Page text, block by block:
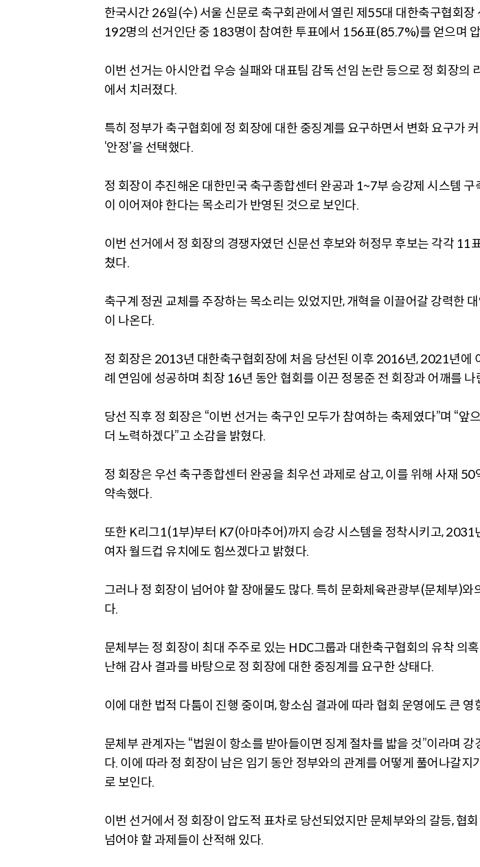
한국시간 26일(수) 서울 신문로 축구회관에서 열린 제55대 대한축구협회장
192명의 선거인단 중 183명이 참여한 투표에서 156표(85.7%)를 얻으며
이번 선거는 아시안컵 우승 실패와 대표팀 감독 선임 논란 등으로 정 회장의
에서 치러졌다.
특히 정부가 축구협회에 정 회장에 대한 중징계를 요구하면서 변화 요구가
‘안정’을 선택했다.
정 회장이 추진해온 대한민국 축구종합센터 완공과 1~7부 승강제 시스템 구
이 이어져야 한다는 목소리가 반영된 것으로 보인다.
이번 선거에서 정 회장의 경쟁자였던 신문선 후보와 허정무 후보는 각각 11
쳤다.
축구계 정권 교체를 주장하는 목소리는 있었지만, 개혁을 이끌어갈 강력한
이 나온다.
정 회장은 2013년 대한축구협회장에 처음 당선된 이후 2016년, 2021년에
례 연임에 성공하며 최장 16년 동안 협회를 이끈 정몽준 전 회장과 어깨를 나
당선 직후 정 회장은 “이번 선거는 축구인 모두가 참여하는 축제였다”며 “앞
더 노력하겠다”고 소감을 밝혔다.
정 회장은 우선 축구종합센터 완공을 최우선 과제로 삼고, 이를 위해 사재
약속했다.
또한 K리그1(1부)부터 K7(아마추어)까지 승강 시스템을 정착시키고,
여자 월드컵 유치에도 힘쓰겠다고 밝혔다.
그러나 정 회장이 넘어야 할 장애물도 많다. 특히 문화체육관광부(문체부)와
다.
문체부는 정 회장이 최대 주주로 있는 HDC그룹과 대한축구협회의 유착 의
난해 감사 결과를 바탕으로 정 회장에 대한 중징계를 요구한 상태다.
이에 대한 법적 다툼이 진행 중이며, 항소심 결과에 따라 협회 운영에도 큰 영
문체부 관계자는 “법원이 항소를 받아들이면 징계 절차를 밟을 것”이라며 강
다. 이에 따라 정 회장이 남은 임기 동안 정부와의 관계를 어떻게 풀어나갈지
로 보인다.
이번 선거에서 정 회장이 압도적 표차로 당선되었지만 문체부와의 갈등, 협
넘어야 할 과제들이 산적해 있다.